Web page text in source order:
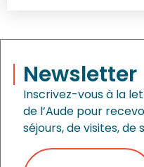
Newsletter
Inscrivez-vous à la
de l’Aude pour
séjours, de visites, de